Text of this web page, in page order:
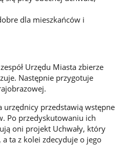
dla mieszkańców i
Urzędu Miasta zbierze
Następnie przygotuje
urzędnicy przedstawią wstępne
Po przedyskutowaniu ich
oni projekt Uchwały, który
a ta z kolei zdecyduje o jego